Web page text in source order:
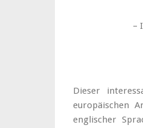
–
Dieser
europäischen
englischer